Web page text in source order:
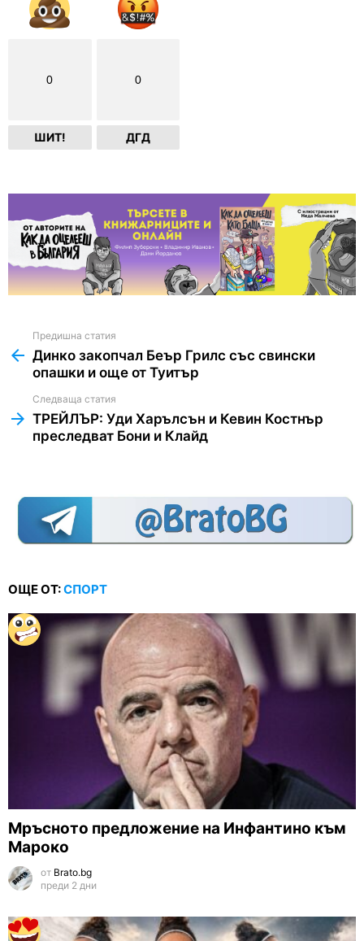
0
ШИТ!
0
ДГД
more
Предишна статия
Динко закопчал Беър Грилс със свински
опашки и още от Туитър
Следваща статия
ТРЕЙЛЪР: Уди Харълсън и Кевин Костнър
преследват Бони и Клайд
ОЩЕ ОТ:СПОРТ
Мръсното предложение на Инфантино към
Мароко
от Brato.bg
преди 2 дни